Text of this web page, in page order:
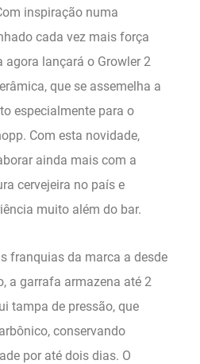
inspiração numa
cada vez mais força
agora lançará o Growler 2
que se assemelha a
especialmente para o
Com esta novidade,
ainda mais com a
cervejeira no país e
muito além do bar.
franquias da marca a desde
a garrafa armazena até 2
tampa de pressão, que
conservando
por até dois dias. O